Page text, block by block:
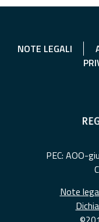
NOTE LEGALI
PEC: AOO-
Note